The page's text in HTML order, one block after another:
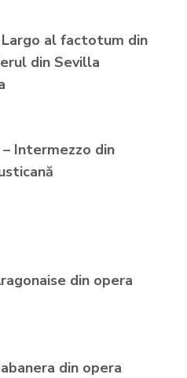
Largo al factotum din
din Sevilla
– Intermezzo din
din opera
din opera